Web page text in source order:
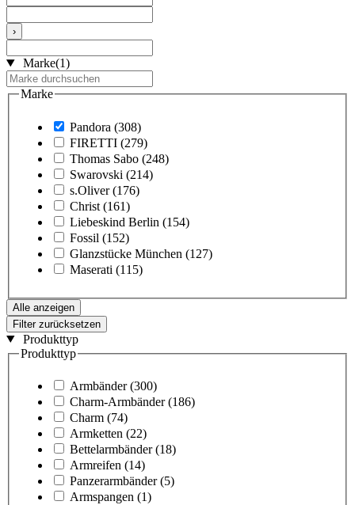
›
Marke(1)
Marke
Pandora (308)
FIRETTI (279)
Thomas Sabo (248)
Swarovski (214)
s.Oliver (176)
Christ (161)
Liebeskind Berlin (154)
Fossil (152)
Glanzstücke München (127)
Maserati (115)
Alle anzeigen
Filter zurücksetzen
Produkttyp
Produkttyp
Armbänder (300)
Charm-Armbänder (186)
Charm (74)
Armketten (22)
Bettelarmbänder (18)
Armreifen (14)
Panzerarmbänder (5)
Armspangen (1)